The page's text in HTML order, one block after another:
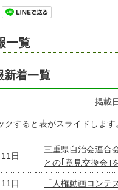
一覧
新着一覧
掲載
すると表がスライドします
日
三重県自治会連合
との｢意見交換会｣
日 「人権動画コン